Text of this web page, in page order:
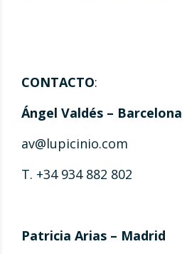
CONTACTO:
Ángel Valdés – Barcelona
av@lupicinio.com
T. +34 934 882 802
Patricia Arias – Madrid